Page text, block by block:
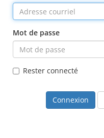
Mot de passe
Rester connecté